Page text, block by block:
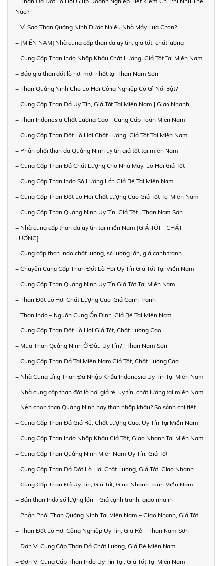
Nào?
+ Vì Sao Than Quảng Ninh Được Nhiều Nhà Máy Lựa Chọn?
+ [MIỀN NAM] Nhà cung cấp than đá uy tín, giá tốt, chất lượng
+ Cung Cấp Than Indo Nhập Khẩu Chất Lượng, Giá Tốt Tại Miền Nam
+ Báo giá than đốt lò hơi mới nhất tại Than Nam Sơn
+ Than Quảng Ninh Cho Lò Hơi Công Nghiệp Có Gì Nổi Bật?
+ Cung Cấp Than Đá Uy Tín, Giá Tốt Tại Miền Nam | Giao Nhanh
+ Than Indonesia Chất Lượng Cao – Cung Cấp Toàn Miền Nam
+ Cung Cấp Than Đốt Lò Hơi Chất Lượng, Giá Tốt Tại Miền Nam
+ Phân phối than đá Quảng Ninh uy tín giá tốt tại miền Nam
+ Cung Cấp Than Đá Chất Lượng Cho Nhà Máy, Lò Hơi Giá Tốt
+ Cung Cấp Than Indo Số Lượng Lớn Giá Rẻ Tại Miền Nam
+ Cung Cấp Than Đốt Lò Hơi Chất Lượng Cao Giá Tốt Tại Miền Nam
+ Cung Cấp Than Quảng Ninh Uy Tín, Giá Tốt | Than Nam Sơn
+ Nhà cung cấp than đá uy tín tại miền Nam [GIÁ TỐT - CHẤT
LƯỢNG]
+ Cung cấp than Indo chất lượng, số lượng lớn, giá cạnh tranh
+ Chuyên Cung Cấp Than Đốt Lò Hơi Uy Tín Giá Tốt Tại Miền Nam
+ Cung Cấp Than Quảng Ninh Uy Tín Giá Tốt Tại Miền Nam
+ Than Đốt Lò Hơi Chất Lượng Cao, Giá Cạnh Tranh
+ Than Indo – Nguồn Cung Ổn Định, Giá Rẻ Tại Miền Nam
+ Cung Cấp Than Đốt Lò Hơi Giá Tốt, Chất Lượng Cao
+ Mua Than Quảng Ninh Ở Đâu Uy Tín? | Than Nam Sơn
+ Cung Cấp Than Đá Tại Miền Nam Giá Tốt, Chất Lượng Cao
+ Nhà Cung Ứng Than Đá Nhập Khẩu Indonesia Uy Tín Tại Miền Nam
+ Nhà cung cấp than đốt lò hơi giá rẻ, uy tín, chất lượng tại miền Nam
+ Nên chọn than Quảng Ninh hay than nhập khẩu? So sánh chi tiết
+ Cung Cấp Than Đá Giá Rẻ, Chất Lượng Cao, Uy Tín Tại Miền Nam
+ Cung Cấp Than Indo Nhập Khẩu Giá Tốt, Giao Nhanh Tại Miền Nam
+ Cung Cấp Than Quảng Ninh Miền Nam Uy Tín, Giá Tốt
+ Cung Cấp Than Đá Đốt Lò Hơi Chất Lượng, Giá Tốt, Giao Nhanh
+ Cung Cấp Than Đá Uy Tín, Giá Tốt, Giao Nhanh Toàn Miền Nam
+ Bán than Indo số lượng lớn – Giá cạnh tranh, giao nhanh
+ Phân Phối Than Quảng Ninh Tại Miền Nam – Giao Nhanh, Giá Tốt
+ Than Đốt Lò Hơi Công Nghiệp Uy Tín, Giá Rẻ – Than Nam Sơn
+ Đơn Vị Cung Cấp Than Đá Chất Lượng, Giá Rẻ Miền Nam
+ Đơn Vị Cung Cấp Than Indo Uy Tín Tại, Giá Tốt Tại Miền Nam